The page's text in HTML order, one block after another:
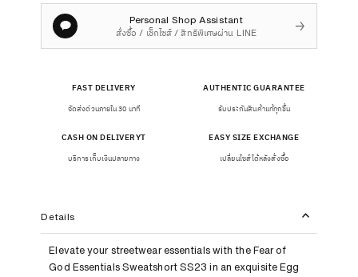
Personal Shop Assistant
สั่งซื้อ / เช็กไซส์ / สิทธิพิเศษผ่าน LINE
→
FAST DELIVERY
จัดส่งด่วนภายใน 30 นาที
AUTHENTIC GUARANTEE
รับประกันสินค้าแท้ทุกชิ้น
CASH ON DELIVERYT
บริการเก็บเงินปลายทาง
EASY SIZE EXCHANGE
เปลี่ยนไซส์ได้หลังสั่งซื้อ
Details
Elevate your streetwear essentials with the Fear of
God Essentials Sweatshort SS23 in an exquisite Egg